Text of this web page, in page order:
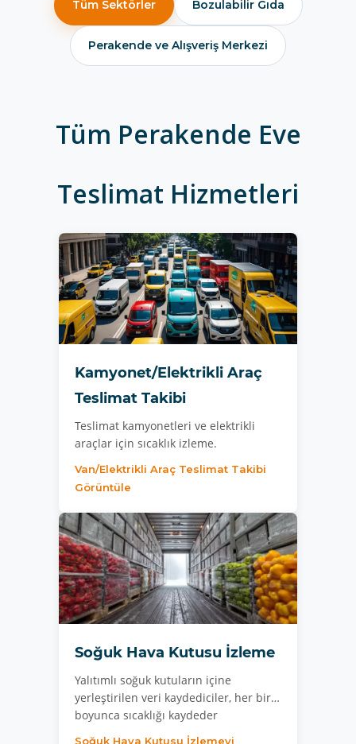
Tüm Sektörler Bozulabilir Gıda
Perakende ve Alışveriş Merkezi
Tüm Perakende Eve
Teslimat Hizmetleri
Kamyonet/Elektrikli Araç
Teslimat Takibi
Teslimat kamyonetleri ve elektrikli
araçlar için sıcaklık izleme.
Van/Elektrikli Araç Teslimat Takibi
Görüntüle
Soğuk Hava Kutusu İzleme
Yalıtımlı soğuk kutuların içine
yerleştirilen veri kaydediciler, her bir…
boyunca sıcaklığı kaydeder
Soğuk Hava Kutusu İzlemeyi